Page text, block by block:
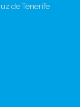
de Tenerife